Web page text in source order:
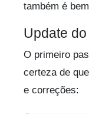
também é
Update
O primeiro
certeza de
e correções: